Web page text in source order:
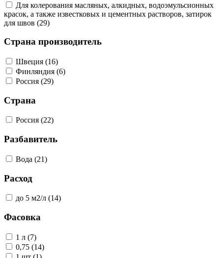
Для колерования масляных, алкидных, водоэмульсионных
красок, а также известковых и цементных растворов, затирок
для швов (29)
Страна производитель
Швеция (16)
Финляндия (6)
Россия (29)
Страна
Россия (22)
Разбавитель
Вода (21)
Расход
до 5 м2/л (14)
Фасовка
1 л (7)
0,75 (14)